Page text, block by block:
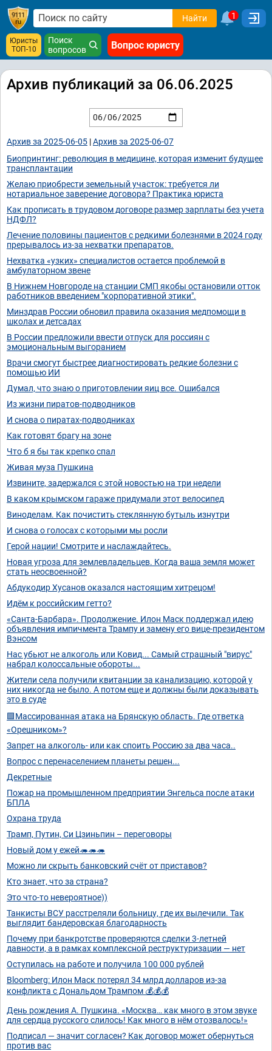
Найти 1
Юристы
ТОП-10
Поиск
вопросов
Вопрос юристу
Архив публикаций за 06.06.2025
Архив за 2025-06-05 |Архив за 2025-06-07
Биопринтинг: революция в медицине, которая изменит будущее
трансплантации
Желаю приобрести земельный участок: требуется ли
нотариальное заверение договора? Практика юриста
Как прописать в трудовом договоре размер зарплаты без учета
НДФЛ?
Лечение половины пациентов с редкими болезнями в 2024 году
прерывалось из-за нехватки препаратов.
Нехватка «узких» специалистов остается проблемой в
амбулаторном звене
В Нижнем Новгороде на станции СМП якобы остановили отток
работников введением "корпоративной этики".
Минздрав России обновил правила оказания медпомощи в
школах и детсадах
В России предложили ввести отпуск для россиян с
эмоциональным выгоранием
Врачи смогут быстрее диагностировать редкие болезни с
помощью ИИ
Думал, что знаю о приготовлении яиц все. Ошибался
Из жизни пиратов-подводников
И снова о пиратах-подводниках
Как готовят брагу на зоне
Что б я бы так крепко спал
Живая муза Пушкина
Извините, задержался с этой новостью на три недели
В каком крымском гараже придумали этот велосипед
Виноделам. Как почистить стеклянную бутыль изнутри
И снова о голосах с которыми мы росли
Герой нации! Смотрите и наслаждайтесь.
Новая угроза для землевладельцев. Когда ваша земля может
стать неосвоенной?
Абдукодир Хусанов оказался настоящим хитрецом!
Идём к российским гетто?
«Санта-Барбара». Продолжение. Илон Маск поддержал идею
объявления импичмента Трампу и замену его вице-президентом
Вэнсом
Нас убьют не алкоголь или Ковид... Самый страшный "вирус"
набрал колоссальные обороты...
Жители села получили квитанции за канализацию, которой у
них никогда не было. А потом еще и должны были доказывать
это в суде
🟩Массированная атака на Брянскую область. Где ответка
«Орешником»?
Запрет на алкоголь- или как споить Россию за два часа..
Вопрос с перенаселением планеты решен...
Декретные
Пожар на промышленном предприятии Энгельса после атаки
БПЛА
Охрана труда
Трамп, Путин, Си Цзиньпин – переговоры
Новый дом у ежей🦔🦔🦔
Можно ли скрыть банковский счёт от приставов?
Кто знает, что за страна?
Это что-то невероятное))
Танкисты ВСУ расстреляли больницу, где их вылечили. Так
выглядит бандеровская благодарность
Почему при банкротстве проверяются сделки 3-летней
давности, а в рамках комплексной реструктуризации — нет
Оступилась на работе и получила 100 000 рублей
Bloomberg: Илон Маск потерял 34 млрд долларов из-за
конфликта с Дональдом Трампом 💰💰💰
День рождения А. Пушкина. «Москва… как много в этом звуке
для сердца русского слилось! Как много в нём отозвалось!»
Подписал — значит согласен? Как договор может обернуться
против вас